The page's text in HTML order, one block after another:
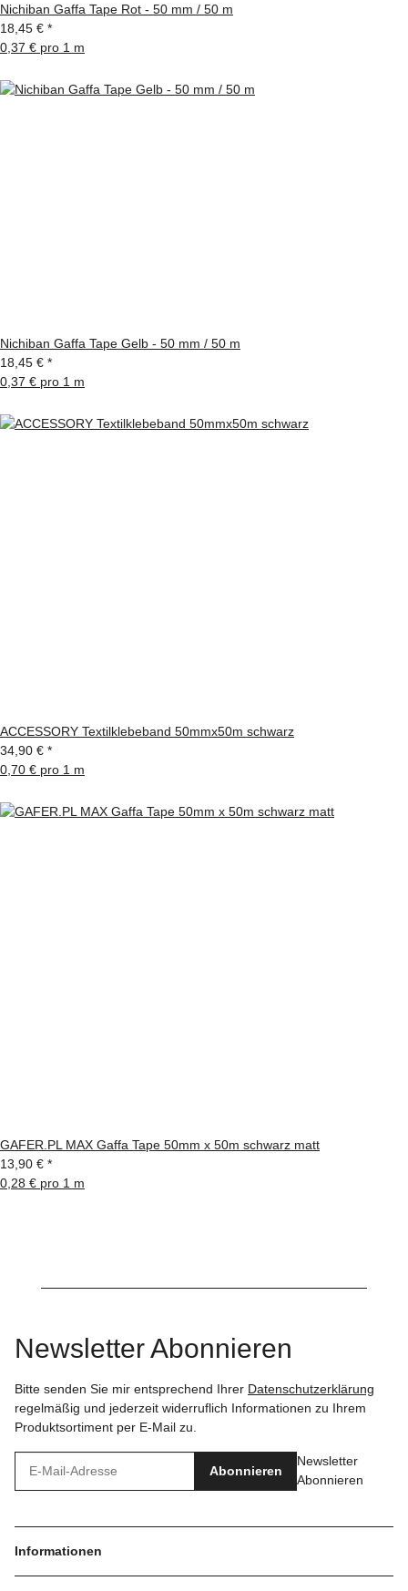
Nichiban Gaffa Tape Rot - 50 mm / 50 m
18,45 € *
0,37 € pro 1 m
Nichiban Gaffa Tape Gelb - 50 mm / 50 m
18,45 € *
0,37 € pro 1 m
ACCESSORY Textilklebeband 50mmx50m schwarz
34,90 € *
0,70 € pro 1 m
GAFER.PL MAX Gaffa Tape 50mm x 50m schwarz matt
13,90 € *
0,28 € pro 1 m
Newsletter Abonnieren
Bitte senden Sie mir entsprechend Ihrer Datenschutzerklärung
regelmäßig und jederzeit widerruflich Informationen zu Ihrem
Produktsortiment per E-Mail zu.
Abonnieren
Newsletter
Abonnieren
Informationen